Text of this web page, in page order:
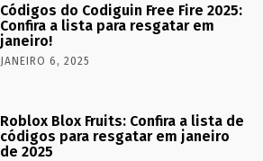
Códigos do Codiguin Free Fire 2025:
Confira a lista para resgatar em
janeiro!
JANEIRO 6, 2025
Roblox Blox Fruits: Confira a lista de
códigos para resgatar em janeiro
de 2025